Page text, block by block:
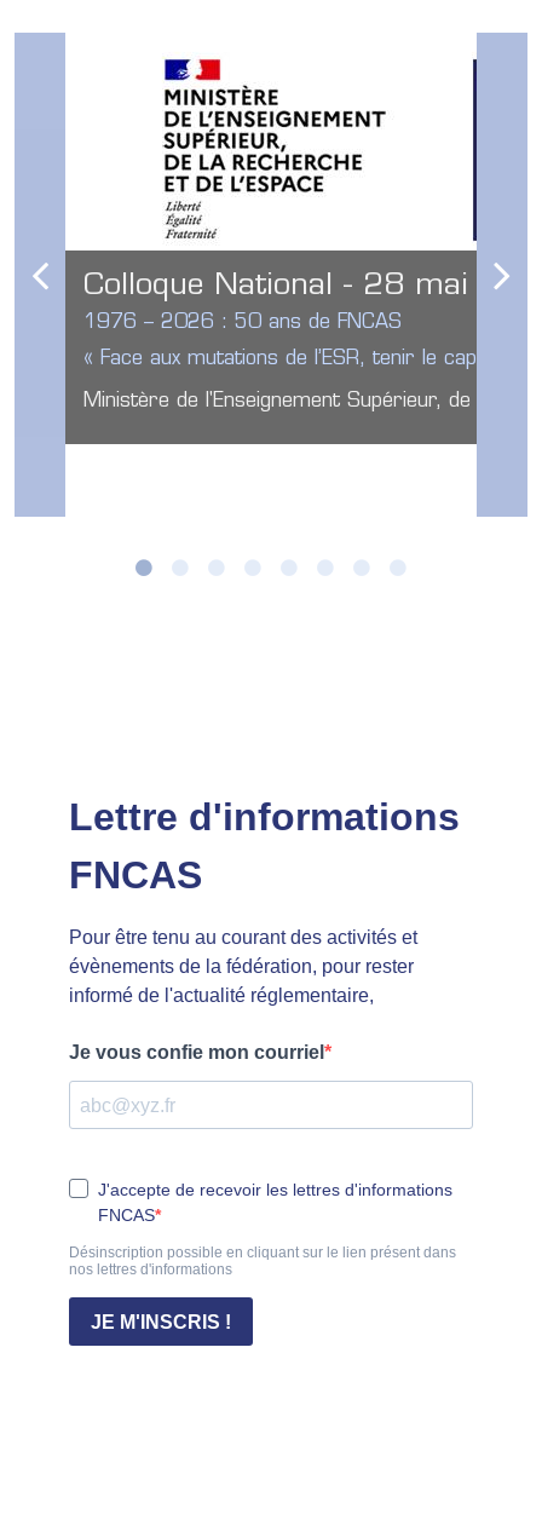
Colloque National - 28 mai
1976 – 2026 : 50 ans de FNCAS
« Face aux mutations de l’ESR, tenir le cap de
Ministère de l'Enseignement Supérieur, de la